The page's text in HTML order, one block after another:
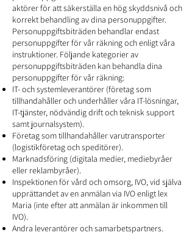
aktörer för att säkerställa en hög skyddsnivå och
korrekt behandling av dina personuppgifter.
Personuppgiftsbiträden behandlar endast
personuppgifter för vår räkning och enligt våra
instruktioner. Följande kategorier av
personuppgiftsbiträden kan behandla dina
personuppgifter för vår räkning:
IT- och systemleverantörer (företag som
tillhandahåller och underhåller våra IT-lösningar,
IT-tjänster, nödvändig drift och teknisk support
samt journalsystem).
Företag som tillhandahåller varutransporter
(logistikföretag och speditörer).
Marknadsföring (digitala medier, mediebyråer
eller reklambyråer).
Inspektionen för vård och omsorg, IVO, vid själva
upprättandet av en anmälan via IVO enligt lex
Maria (inte efter att anmälan är inkommen till
IVO).
Andra leverantörer och samarbetspartners.